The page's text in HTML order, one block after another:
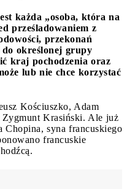
każda „osoba, która na
prześladowaniem z
przekonań
określonej grupy
kraj pochodzenia oraz
lub nie chce korzystać
Kościuszko, Adam
Krasiński. Ale już
syna francuskiego
francuskie